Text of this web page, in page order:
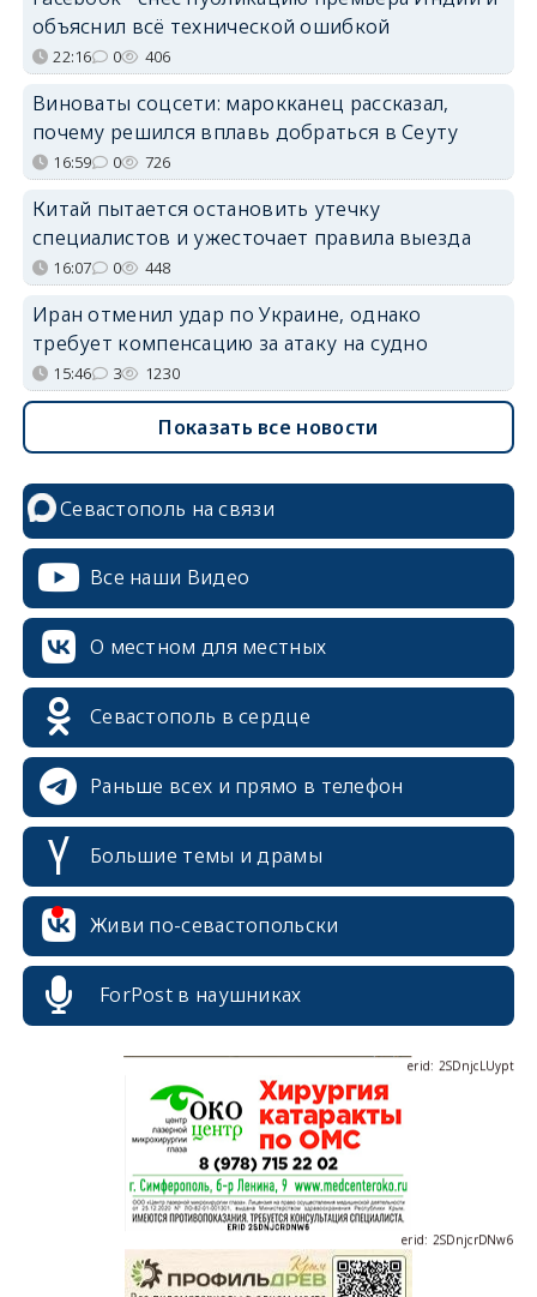
объяснил всё технической ошибкой
22:16 0 406
Виноваты соцсети: марокканец рассказал,
почему решился вплавь добраться в Сеуту
16:59 0 726
Китай пытается остановить утечку
специалистов и ужесточает правила выезда
16:07 0 448
Иран отменил удар по Украине, однако
требует компенсацию за атаку на судно
15:46 3 1230
Показать все новости
Севастополь на связи
Все наши Видео
О местном для местных
Севастополь в сердце
Раньше всех и прямо в телефон
Большие темы и драмы
Живи по-севастопольски
ForPost в наушниках
erid: 2SDnjcrDNw6
erid: 2SDnjdPjgYS
erid: 2SDnjdvhGXG
erid: 2SDnjcrDNw6